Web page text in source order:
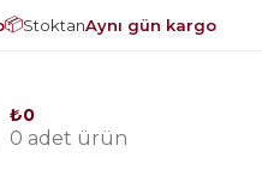
📦StoktanAynı gün kargo
0 adet ürün
₺0